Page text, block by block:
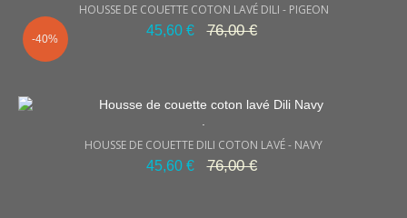
HOUSSE DE COUETTE COTON LAVÉ DILI - PIGEON
45,60 €
76,00 €
HOUSSE DE COUETTE DILI COTON LAVÉ - NAVY
45,60 €
76,00 €
-40%